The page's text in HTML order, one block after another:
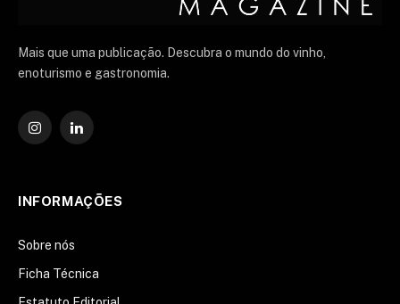
Mais que uma publicação. Descubra o mundo do vinho,
enoturismo e gastronomia.
Instagram
O
INFORMAÇÕES
Sobre nós
Ficha Técnica